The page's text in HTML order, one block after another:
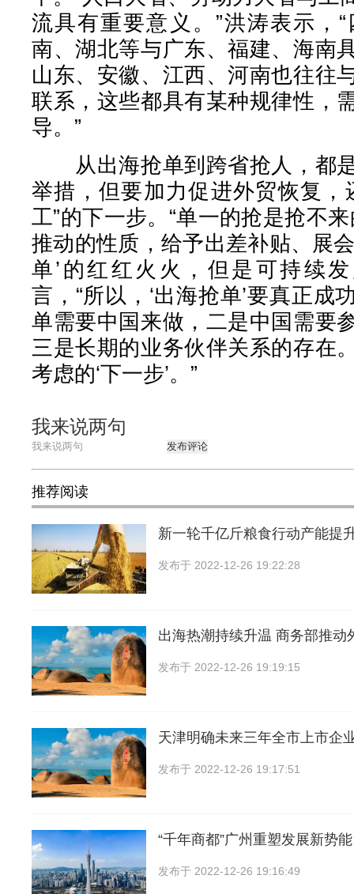
流具有重要意义。”洪涛表示，
南、湖北等与广东、福建、海南
山东、安徽、江西、河南也往往
联系，这些都具有某种规律性，
导。”
从出海抢单到跨省抢人，都
举措，但要加力促进外贸恢复，
工”的下一步。“单一的抢是抢不
推动的性质，给予出差补贴、展
单’的红红火火，但是可持续
言，“所以，‘出海抢单’要真正成
单需要中国来做，二是中国需要
三是长期的业务伙伴关系的存在
考虑的‘下一步’。”
我来说两句
发布评论
推荐阅读
新一轮千亿斤粮食行动产能提
发布于 2022-12-26 19:22:28
出海热潮持续升温 商务部推动
发布于 2022-12-26 19:19:15
天津明确未来三年全市上市企
发布于 2022-12-26 19:17:51
“千年商都”广州重塑发展新势能
发布于 2022-12-26 19:16:49